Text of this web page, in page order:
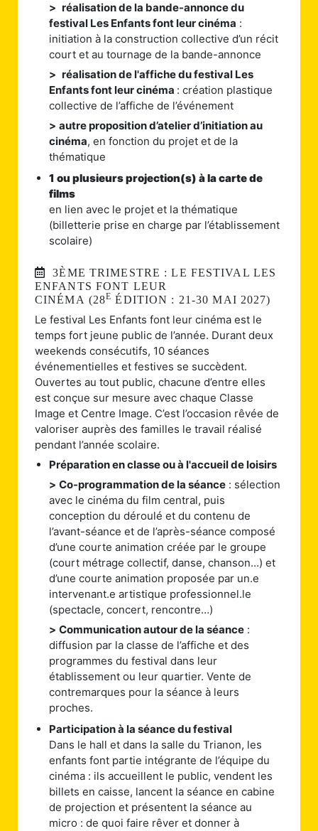
> réalisation de la bande-annonce du
festival Les Enfants font leur cinéma :
initiation à la construction collective d’un récit
court et au tournage de la bande-annonce
> réalisation de l'affiche du festival Les
Enfants font leur cinéma : création plastique
collective de l’affiche de l’événement
> autre proposition d’atelier d’initiation au
cinéma, en fonction du projet et de la
thématique
1 ou plusieurs projection(s) à la carte de
films
en lien avec le projet et la thématique
(billetterie prise en charge par l’établissement
scolaire)
3ÈME TRIMESTRE : LE FESTIVAL LES
ENFANTS FONT LEUR
CINÉMA (28E ÉDITION : 21-30 MAI 2027)
Le festival Les Enfants font leur cinéma est le
temps fort jeune public de l’année. Durant deux
weekends consécutifs, 10 séances
événementielles et festives se succèdent.
Ouvertes au tout public, chacune d’entre elles
est conçue sur mesure avec chaque Classe
Image et Centre Image. C’est l’occasion rêvée de
valoriser auprès des familles le travail réalisé
pendant l’année scolaire.
Préparation en classe ou à l'accueil de loisirs
> Co-programmation de la séance : sélection
avec le cinéma du film central, puis
conception du déroulé et du contenu de
l’avant-séance et de l’après-séance composé
d’une courte animation créée par le groupe
(court métrage collectif, danse, chanson…) et
d’une courte animation proposée par un.e
intervenant.e artistique professionnel.le
(spectacle, concert, rencontre…)
> Communication autour de la séance :
diffusion par la classe de l’affiche et des
programmes du festival dans leur
établissement ou leur quartier. Vente de
contremarques pour la séance à leurs
proches.
Participation à la séance du festival
Dans le hall et dans la salle du Trianon, les
enfants font partie intégrante de l’équipe du
cinéma : ils accueillent le public, vendent les
billets en caisse, lancent la séance en cabine
de projection et présentent la séance au
micro : de quoi faire rêver et donner à